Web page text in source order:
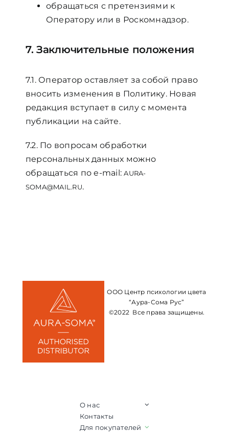
обращаться с претензиями к
Оператору или в Роскомнадзор.
7. Заключительные положения
7.1. Оператор оставляет за собой право
вносить изменения в Политику. Новая
редакция вступает в силу с момента
публикации на сайте.
7.2. По вопросам обработки
персональных данных можно
обращаться по e-mail:AURA-
SOMA@MAIL.RU.
ООО Центр психологии цвета
“Аура-Сома Рус”
©2022 Все права защищены.
О нас
Контакты
Для покупателей